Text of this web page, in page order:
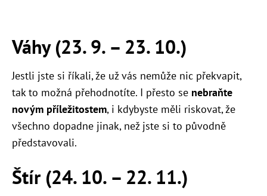
Váhy (23. 9. – 23. 10.)
Jestli jste si říkali, že už vás nemůže nic překvapit,
tak to možná přehodnotíte. I přesto se nebraňte
novým příležitostem, i kdybyste měli riskovat, že
všechno dopadne jinak, než jste si to původně
představovali.
Štír (24. 10. – 22. 11.)